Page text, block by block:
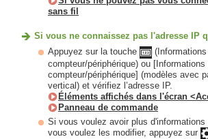
sans fil
Si vous ne connaissez pas l'adresse IP
Appuyez sur la touche
compteur/périphérique) ou [Informations
compteur/périphérique] (modèles avec
vertical) et vérifiez l’adresse IP.
Éléments affichés dans l'écran
Panneau de commande
Si vous voulez avoir plus
vous voulez les modifier, appuyez sur